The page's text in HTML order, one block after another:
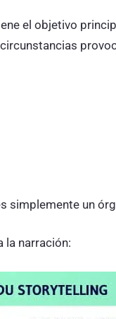
el objetivo
simplemente un
la narración: